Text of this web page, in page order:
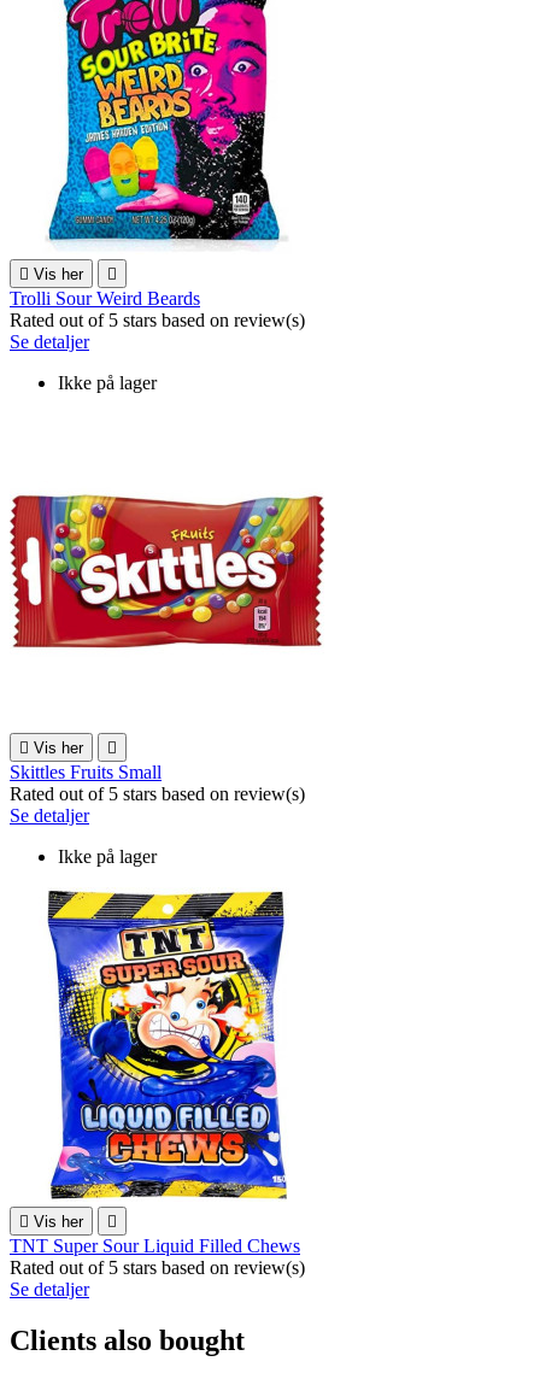
 Vis her 
Trolli Sour Weird Beards
Rated out of 5 stars based on review(s)
Se detaljer
Ikke på lager
 Vis her 
Skittles Fruits Small
Rated out of 5 stars based on review(s)
Se detaljer
Ikke på lager
 Vis her 
TNT Super Sour Liquid Filled Chews
Rated out of 5 stars based on review(s)
Se detaljer
Clients also bought